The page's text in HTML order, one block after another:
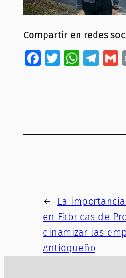
Compartir en redes
Facebook
Twitter
←
La
en Fábricas de
dinamizar las
Antioqueño